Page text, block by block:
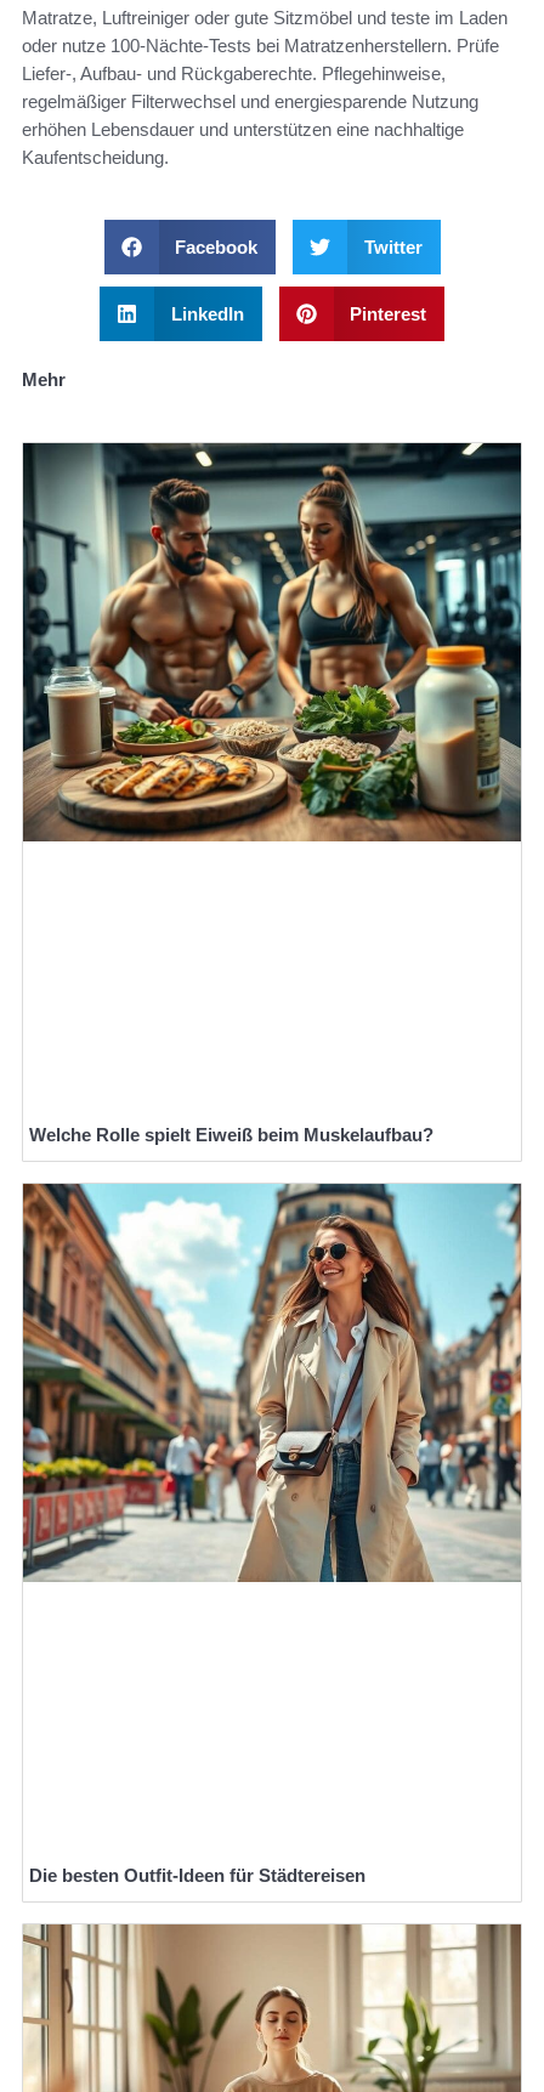
Matratze, Luftreiniger oder gute Sitzmöbel und teste im Laden
oder nutze 100‑Nächte‑Tests bei Matratzenherstellern. Prüfe
Liefer-, Aufbau- und Rückgaberechte. Pflegehinweise,
regelmäßiger Filterwechsel und energiesparende Nutzung
erhöhen Lebensdauer und unterstützen eine nachhaltige
Kaufentscheidung.
Facebook Twitter
LinkedIn Pinterest
Mehr
Welche Rolle spielt Eiweiß beim Muskelaufbau?
Die besten Outfit-Ideen für Städtereisen